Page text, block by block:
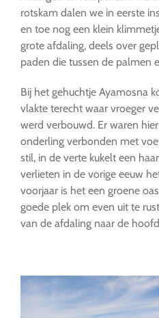
rotskam dalen we in eerste
en toe nog een klein
grote afdaling, deels over
paden die tussen de palmen
Bij het gehuchtje Ayamosna
vlakte terecht waar vroeger
werd verbouwd. Er waren
onderling verbonden met
stil, in de verte kukelt een
verlieten in de vorige eeuw
voorjaar is het een groene
goede plek om even uit te
van de afdaling naar de